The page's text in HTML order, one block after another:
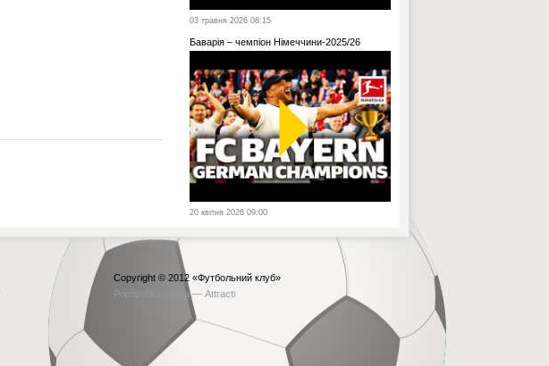
03 травня 2026 08:15
Баварія – чемпіон Німеччини-2025/26
20 квітня 2026 09:00
Copyright © 2012 «Футбольний клуб»
Рорзробка сайта — Attracti